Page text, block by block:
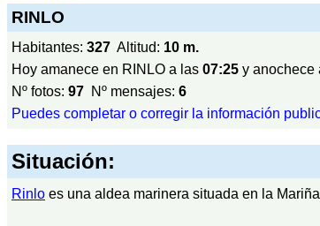
RINLO
Habitantes: 327 Altitud: 10 m.
Hoy amanece en RINLO a las 07:25 y anochece
Nº fotos: 97 Nº mensajes: 6
Puedes completar o corregir la información
Situación:
Rinlo es una aldea marinera situada en la